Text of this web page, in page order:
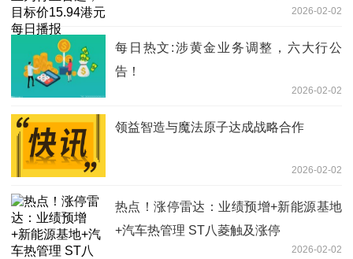
2026-02-02
每日热文:涉黄金业务调整，六大行公
告！
2026-02-02
领益智造与魔法原子达成战略合作
2026-02-02
热点！涨停雷达：业绩预增+新能源基地
+汽车热管理 ST八菱触及涨停
2026-02-02